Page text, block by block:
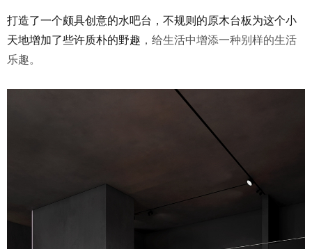
打造了一个颇具创意的水吧台，不规则的原木台板为这个小
天地增加了些许质朴的野趣 ，给生活中增添一种别样的生活
乐趣。